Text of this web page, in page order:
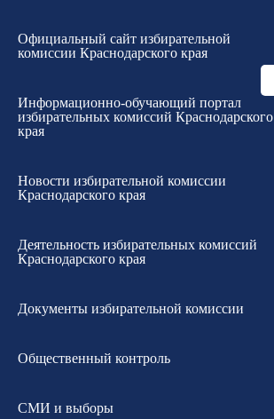
Официальный сайт избирательной
комиссии Краснодарского края
Информационно-обучающий портал
избирательных комиссий Краснодарского
края
Новости избирательной комиссии
Краснодарского края
Деятельность избирательных комиссий
Краснодарского края
Документы избирательной комиссии
Общественный контроль
СМИ и выборы